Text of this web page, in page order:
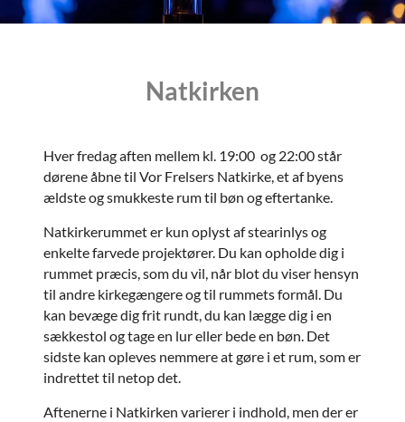
Natkirken
Hver fredag aften mellem kl. 19:00 og 22:00 står
dørene åbne til Vor Frelsers Natkirke, et af byens
ældste og smukkeste rum til bøn og eftertanke.
Natkirkerummet er kun oplyst af stearinlys og
enkelte farvede projektører. Du kan opholde dig i
rummet præcis, som du vil, når blot du viser hensyn
til andre kirkegængere og til rummets formål. Du
kan bevæge dig frit rundt, du kan lægge dig i en
sækkestol og tage en lur eller bede en bøn. Det
sidste kan opleves nemmere at gøre i et rum, som er
indrettet til netop det.
Aftenerne i Natkirken varierer i indhold, men der er